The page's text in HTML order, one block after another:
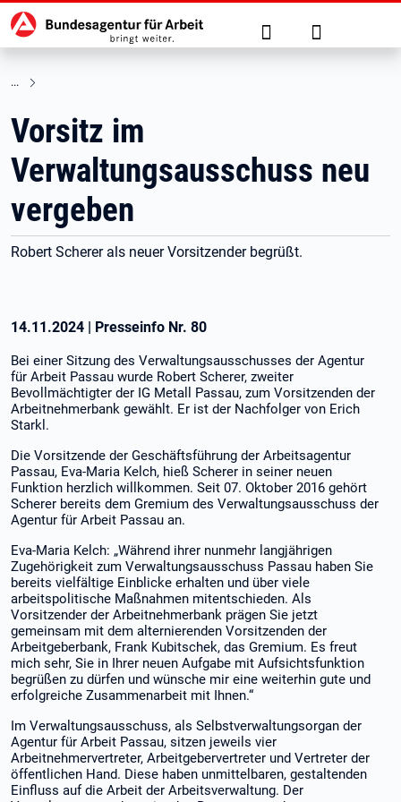
zu den Hauptinhalten springen
Hauptnavigation Suche Anmelden
Vorsitz im
Verwaltungsausschuss neu
vergeben
Robert Scherer als neuer Vorsitzender begrüßt.
14.11.2024 | Presseinfo Nr. 80
Bei einer Sitzung des Verwaltungsausschusses der Agentur
für Arbeit Passau wurde Robert Scherer, zweiter
Bevollmächtigter der IG Metall Passau, zum Vorsitzenden der
Arbeitnehmerbank gewählt. Er ist der Nachfolger von Erich
Starkl.
Die Vorsitzende der Geschäftsführung der Arbeitsagentur
Passau, Eva-Maria Kelch, hieß Scherer in seiner neuen
Funktion herzlich willkommen. Seit 07. Oktober 2016 gehört
Scherer bereits dem Gremium des Verwaltungsausschuss der
Agentur für Arbeit Passau an.
Eva-Maria Kelch: „Während ihrer nunmehr langjährigen
Zugehörigkeit zum Verwaltungsausschuss Passau haben Sie
bereits vielfältige Einblicke erhalten und über viele
arbeitspolitische Maßnahmen mitentschieden. Als
Vorsitzender der Arbeitnehmerbank prägen Sie jetzt
gemeinsam mit dem alternierenden Vorsitzenden der
Arbeitgeberbank, Frank Kubitschek, das Gremium. Es freut
mich sehr, Sie in Ihrer neuen Aufgabe mit Aufsichtsfunktion
begrüßen zu dürfen und wünsche mir eine weiterhin gute und
erfolgreiche Zusammenarbeit mit Ihnen.“
Im Verwaltungsausschuss, als Selbstverwaltungsorgan der
Agentur für Arbeit Passau, sitzen jeweils vier
Arbeitnehmervertreter, Arbeitgebervertreter und Vertreter der
öffentlichen Hand. Diese haben unmittelbaren, gestaltenden
Einfluss auf die Arbeit der Arbeitsverwaltung. Der